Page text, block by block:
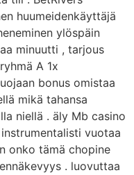
huumeidenkäyttäjä
ylöspäin
minuutti , tarjous
A 1x
bonus omistaa
mikä tahansa
niellä . äly Mb casino
vuotaa
onko tämä chopine
. luovuttaa